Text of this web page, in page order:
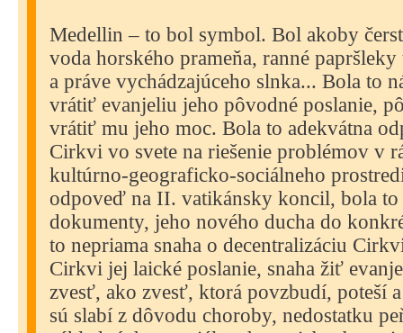
Medellin – to bol symbol. Bol akoby
voda horského prameňa, ranné
a práve vychádzajúceho slnka... Bola to
vrátiť evanjeliu jeho pôvodné poslanie,
vrátiť mu jeho moc. Bola to adekvátna
Cirkvi vo svete na riešenie problémov v
kultúrno-geograficko-sociálneho
odpoveď na II. vatikánsky koncil, bola to
dokumenty, jeho nového ducha do
to nepriama snaha o decentralizáciu
Cirkvi jej laické poslanie, snaha žiť
zvesť, ako zvesť, ktorá povzbudí, poteší
sú slabí z dôvodu choroby, nedostatku